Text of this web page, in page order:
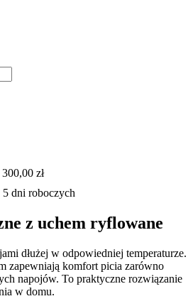
300,00 zł
5 dni roboczych
z uchem ryflowane
dłużej w odpowiedniej temperaturze.
zapewniają komfort picia zarówno
napojów. To praktyczne rozwiązanie
w domu.